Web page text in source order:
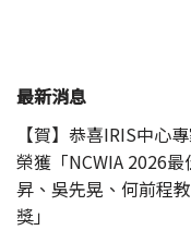
最新消息
【賀】恭喜IRIS中心
榮獲「NCWIA 2026
昇、吳先晃、何前程
獎」